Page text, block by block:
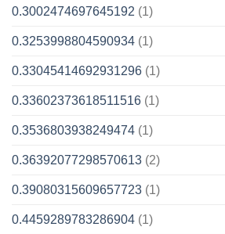
0.3002474697645192 (1)
0.3253998804590934 (1)
0.33045414692931296 (1)
0.33602373618511516 (1)
0.3536803938249474 (1)
0.36392077298570613 (2)
0.39080315609657723 (1)
0.4459289783286904 (1)